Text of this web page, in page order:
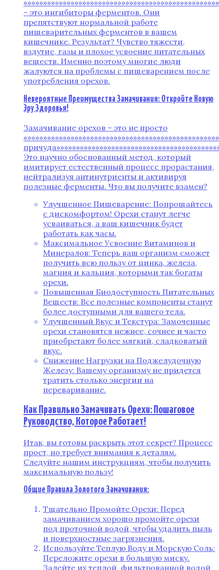
– это ингибиторы ферментов. Они
препятствуют нормальной работе
пищеварительных ферментов в вашем
кишечнике. Результат? Чувство тяжести,
вздутие, газы и плохое усвоение питательных
веществ. Именно поэтому многие люди
жалуются на проблемы с пищеварением после
употребления орехов.
Невероятные Преимущества Замачивания: Откройте Новую
Эру Здоровья!
Замачивание орехов – это не просто
Это научно обоснованный метод, который
имитирует естественный процесс прорастания,
нейтрализуя антинутриенты и активируя
полезные ферменты. Что вы получите взамен?
Улучшенное Пищеварение: Попрощайтесь
с дискомфортом! Орехи станут легче
усваиваться, а ваш кишечник будет
работать как часы.
Максимальное Усвоение Витаминов и
Минералов: Теперь ваш организм сможет
получить всю пользу от цинка, железа,
магния и кальция, которыми так богаты
орехи.
Повышенная Биодоступность Питательных
Веществ: Все полезные компоненты станут
более доступными для вашего тела.
Улучшенный Вкус и Текстура: Замоченные
орехи становятся нежнее, сочнее и часто
приобретают более мягкий, сладковатый
вкус.
Снижение Нагрузки на Поджелудочную
Железу: Вашему организму не придется
тратить столько энергии на
переваривание.
Как Правильно Замачивать Орехи: Пошаговое
Руководство, Которое Работает!
Итак, вы готовы раскрыть этот секрет? Процесс
прост, но требует внимания к деталям.
Следуйте нашим инструкциям, чтобы получить
максимальную пользу!
Общие Правила Золотого Замачивания:
Тщательно Промойте Орехи: Перед
замачиванием хорошо промойте орехи
под проточной водой, чтобы удалить пыль
и поверхностные загрязнения.
Используйте Теплую Воду и Морскую Соль:
Переложите орехи в большую миску.
Залейте их теплой, фильтрованной водой